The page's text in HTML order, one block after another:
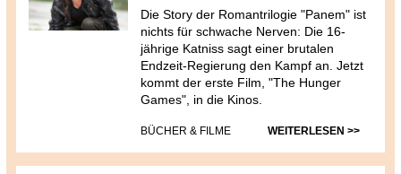
Die Story der Romantrilogie "Panem" ist
nichts für schwache Nerven: Die 16-
jährige Katniss sagt einer brutalen
Endzeit-Regierung den Kampf an. Jetzt
kommt der erste Film, "The Hunger
Games", in die Kinos.
BÜCHER & FILME WEITERLESEN >>